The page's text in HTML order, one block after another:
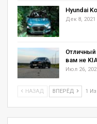
Chevrolet Sonic RS
3 / 7
Hyundai
Дек 8, 2021
Отличный
вам не
Июл 26,
НАЗАД ВПЕРЁД 1